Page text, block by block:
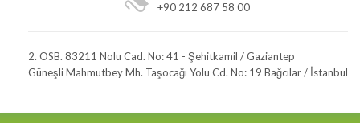
+90 212 687 58 00
2. OSB. 83211 Nolu Cad. No: 41 - Şehitkamil / Gaziantep
Güneşli Mahmutbey Mh. Taşocağı Yolu Cd. No: 19 Bağcılar / İstanbul